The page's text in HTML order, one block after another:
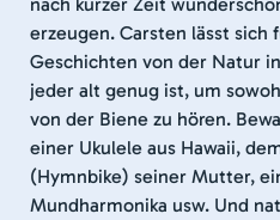
erzeugen. Carsten lässt sich
Geschichten von der Natur
jeder alt genug ist, um
von der Biene zu hören.
einer Ukulele aus Hawaii,
(Hymnbike) seiner Mutter,
Mundharmonika usw. Und